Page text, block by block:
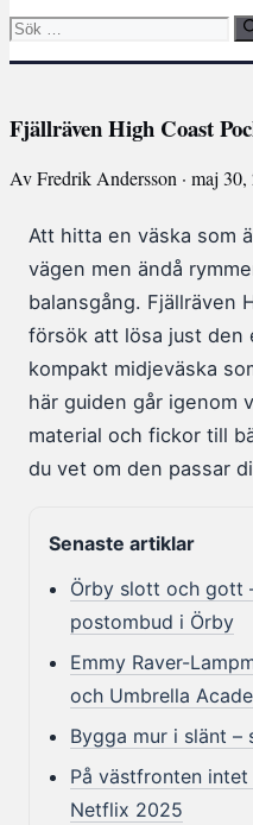
Sök
Fjällräven High Coast
Av Fredrik Andersson · maj 30,
Att hitta en väska som
vägen men ändå
balansgång. Fjällräven
försök att lösa just den
kompakt midjeväska
här guiden går igenom
material och fickor till
du vet om den passar
Senaste artiklar
Örby slott och gott
postombud i Örby
Emmy Raver-
och Umbrella
Bygga mur i slänt
På västfronten
Netflix 2025